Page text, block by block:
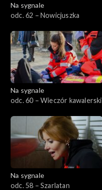
Na sygnale
odc. 62 – Nowicjuszka
Na sygnale
odc. 60 – Wieczór kawalerski
Na sygnale
odc. 58 – Szarlatan